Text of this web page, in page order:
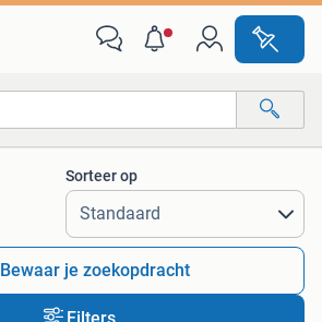
Alle afstanden…
Sorteer op
Bewaar je zoekopdracht